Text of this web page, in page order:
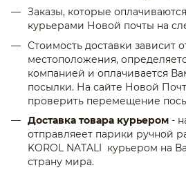
Заказы, которые
курьерами Новой почты на
Стоимость доставки зависит
местоположения,
компанией и оплачивается
посылки. На сайте Новой
проверить перемещение
Доставка товара курьером -
отправляеет парики ручной
KOROL NATALI курьером на
страну мира.